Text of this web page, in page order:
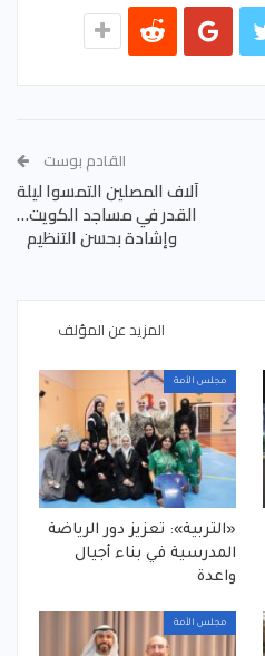
القادم بوست
آلاف المصلين التمسوا ليلة
القدر في مساجد الكويت…
وإشادة بحسن التنظيم
المزيد عن المؤلف
مجلس الأمة
«التربية»: تعزيز دور الرياضة
المدرسية في بناء أجيال
واعدة
مجلس الأمة